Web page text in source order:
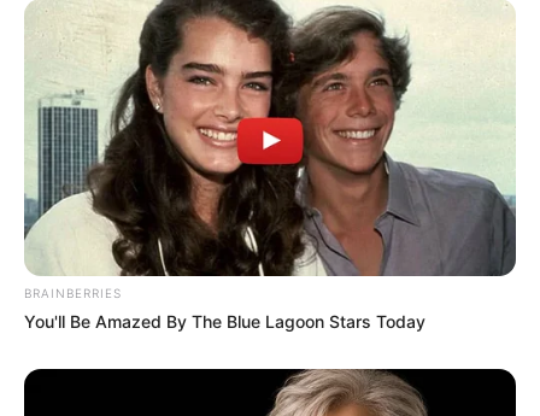
BRAINBERRIES
You'll Be Amazed By The Blue Lagoon Stars Today